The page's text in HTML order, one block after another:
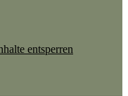
entsperren